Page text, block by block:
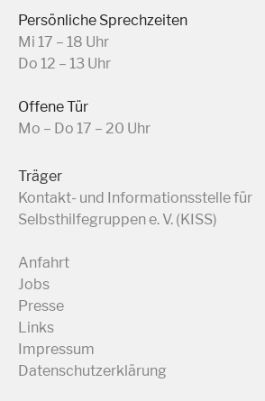
Persönliche Sprechzeiten
Mi 17 – 18 Uhr
Do 12 – 13 Uhr
Offene Tür
Mo – Do 17 – 20 Uhr
Träger
Kontakt- und Informationsstelle für
Selbsthilfegruppen e. V. (KISS)
Anfahrt
Jobs
Presse
Links
Impressum
Datenschutzerklärung